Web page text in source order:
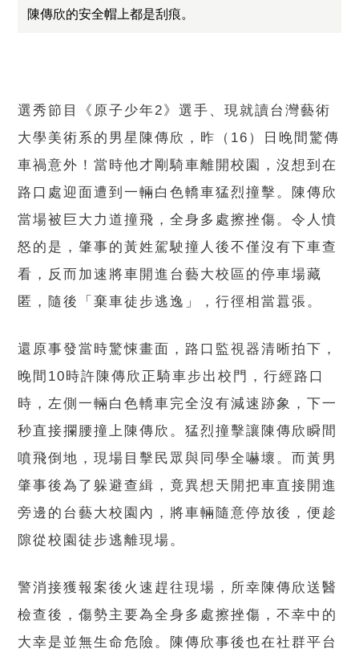
陳傳欣的安全帽上都是刮痕。
選秀節目《原子少年2》選手、現就讀台灣藝術
大學美術系的男星陳傳欣，昨（16）日晚間驚傳
車禍意外！當時他才剛騎車離開校園，沒想到在
路口處迎面遭到一輛白色轎車猛烈撞擊。陳傳欣
當場被巨大力道撞飛，全身多處擦挫傷。令人憤
怒的是，肇事的黃姓駕駛撞人後不僅沒有下車查
看，反而加速將車開進台藝大校區的停車場藏
匿，隨後「棄車徒步逃逸」，行徑相當囂張。
還原事發當時驚悚畫面，路口監視器清晰拍下，
晚間10時許陳傳欣正騎車步出校門，行經路口
時，左側一輛白色轎車完全沒有減速跡象，下一
秒直接攔腰撞上陳傳欣。猛烈撞擊讓陳傳欣瞬間
噴飛倒地，現場目擊民眾與同學全嚇壞。而黃男
肇事後為了躲避查緝，竟異想天開把車直接開進
旁邊的台藝大校園內，將車輛隨意停放後，便趁
隙從校園徒步逃離現場。
警消接獲報案後火速趕往現場，所幸陳傳欣送醫
檢查後，傷勢主要為全身多處擦挫傷，不幸中的
大幸是並無生命危險。陳傳欣事後也在社群平台